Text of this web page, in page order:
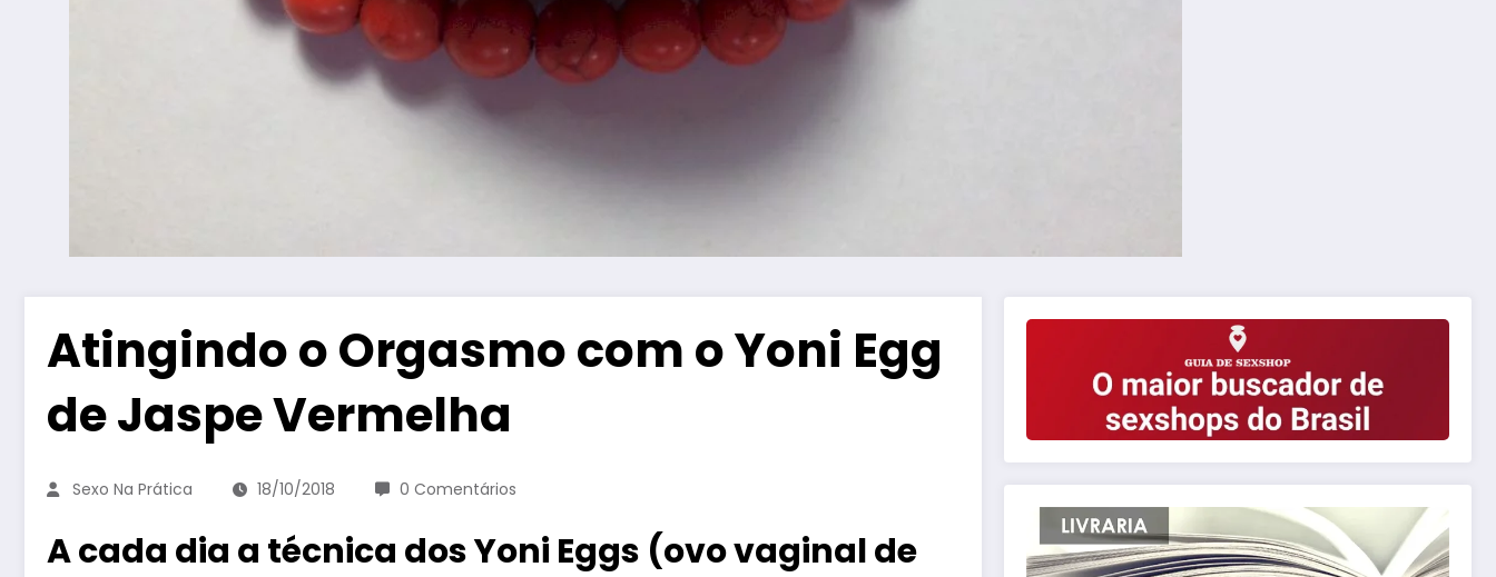
Atingindo o Orgasmo com o Yoni Egg
de Jaspe Vermelha
Sexo Na Prática 18/10/2018 0 Comentários
A cada dia a técnica dos Yoni Eggs (ovo vaginal de